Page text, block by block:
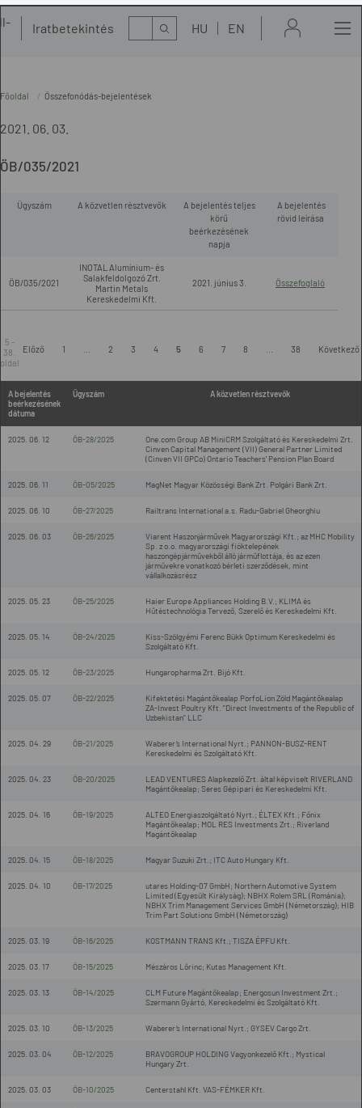
Iratbetekintés Kereső HU EN
Főoldal Összefonódás-bejelentések
2021. 06. 03.
ÖB/035/2021
Ügyszám A közvetlen résztvevők
A bejelentés teljes
körű
beérkezésének
napja
A bejelentés
rövid leírása
ÖB/035/2021
INOTAL Alumínium- és
Salakfeldolgozó Zrt.
Martin Metals
Kereskedelmi Kft.
2021. június 3. Összefoglaló
5 -
38.
oldal
Előző 1 2 3 4 5 6 7 8 38 Következő
A bejelentés
beérkezésének
dátuma
Ügyszám A közvetlen résztvevők
2025. 06. 12 ÖB-28/2025
One.com Group AB MiniCRM Szolgáltató és Kereskedelmi Zrt.
Cinven Capital Management (VII) General Partner Limited
(Cinven VII GPCo) Ontario Teachers' Pension Plan Board
2025. 06. 11 ÖB-05/2025 MagNet Magyar Közösségi Bank Zrt. Polgári Bank Zrt.
2025. 06. 10 ÖB-27/2025 Railtrans International a.s. Radu-Gabriel Gheorghiu
2025. 06. 03 ÖB-26/2025
Viarent Haszonjárművek Magyarországi Kft.; az MHC Mobility
Sp. z o.o. magyarországi fióktelepének
haszongépjárművekből álló járműflottája, és az ezen
járművekre vonatkozó bérleti szerződések, mint
vállalkozásrész
2025. 05. 23 ÖB-25/2025
Haier Europe Appliances Holding B.V.; KLIMA és
Hűtéstechnológia Tervező, Szerelő és Kereskedelmi Kft.
2025. 05. 14 ÖB-24/2025
Kiss-Szölgyémi Ferenc Bükk Optimum Kereskedelmi és
Szolgáltató Kft.
2025. 05. 12 ÖB-23/2025 Hungaropharma Zrt. Bijó Kft.
2025. 05. 07 ÖB-22/2025
Kifektetési Magántőkealap PorfoLion Zöld Magántőkealap
ZA-Invest Poultry Kft. "Direct Investments of the Republic of
Uzbekistan" LLC
2025. 04. 29 ÖB-21/2025
Waberer’s International Nyrt.; PANNON-BUSZ-RENT
Kereskedelmi és Szolgáltató Kft.
2025. 04. 23 ÖB-20/2025
LEAD VENTURES Alapkezelő Zrt. által képviselt RIVERLAND
Magántőkealap; Seres Gépipari és Kereskedelmi Kft.
2025. 04. 16 ÖB-19/2025
ALTEO Energiaszolgáltató Nyrt.; ÉLTEX Kft.; Főnix
Magántőkealap; MOL RES Investments Zrt.; Riverland
Magántőkealap
2025. 04. 15 ÖB-18/2025 Magyar Suzuki Zrt.; ITC Auto Hungary Kft.
2025. 04. 10 ÖB-17/2025
utares Holding-07 GmbH; Northern Automotive System
Limited (Egyesült Királyság); NBHX Rolem SRL (Románia);
NBHX Trim Management Services GmbH (Németország); HIB
Trim Part Solutions GmbH (Németország)
2025. 03. 19 ÖB-16/2025 KOSTMANN TRANS Kft.; TISZA ÉPFU Kft.
2025. 03. 17 ÖB-15/2025 Mészáros Lőrinc; Kutas Management Kft.
2025. 03. 13 ÖB-14/2025
CLM Future Magántőkealap; Energosun Investment Zrt.;
Szermann Gyártó, Kereskedelmi és Szolgáltató Kft.
2025. 03. 10 ÖB-13/2025 Waberer’s International Nyrt.; GYSEV Cargo Zrt.
2025. 03. 04 ÖB-12/2025
BRAVOGROUP HOLDING Vagyonkezelő Kft.; Mystical
Hungary Zrt.
2025. 03. 03 ÖB-10/2025 Centerstahl Kft. VAS-FÉMKER Kft.